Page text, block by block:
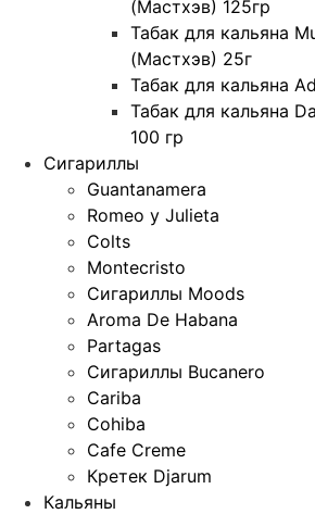
(Мастхэв) 125гр
Табак для кальяна
(Мастхэв) 25г
Табак для кальяна
Табак для кальяна
100 гр
Сигариллы
Guantanamera
Romeo y Julieta
Colts
Montecristo
Сигариллы Moods
Aroma De Habana
Partagas
Сигариллы Bucanero
Cariba
Cohiba
Cafe Creme
Кретек Djarum
Кальяны